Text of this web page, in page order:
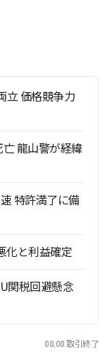
立 価格競争力
龍山警が経緯
特許満了に備
化と利益確定
関税回避懸念
08.08 取引終了